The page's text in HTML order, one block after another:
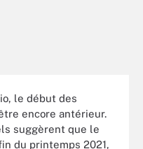
le début des
encore antérieur.
suggèrent que le
du printemps 2021,